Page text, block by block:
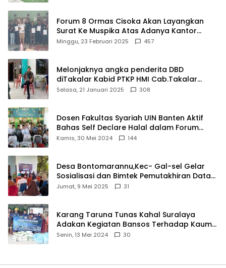
Forum 8 Ormas Cisoka Akan Layangkan
Surat Ke Muspika Atas Adanya Kantor
Matel di Cisoka
Minggu, 23 Februari 2025 457
Melonjaknya angka penderita DBD
diTakalar Kabid PTKP HMI Cab.Takalar
angkat bicara
Selasa, 21 Januari 2025 308
Dosen Fakultas Syariah UIN Banten Aktif
Bahas Self Declare Halal dalam Forum
Ijtima Ulama MUI
Kamis, 30 Mei 2024 144
Desa Bontomarannu,Kec- Gal-sel Gelar
Sosialisasi dan Bimtek Pemutakhiran Data
ID
Jumat, 9 Mei 2025 31
Karang Taruna Tunas Kahal Suralaya
Adakan Kegiatan Bansos Terhadap Kaum
Dhuafa dan Anak Yatim-Piatu
Senin, 13 Mei 2024 30